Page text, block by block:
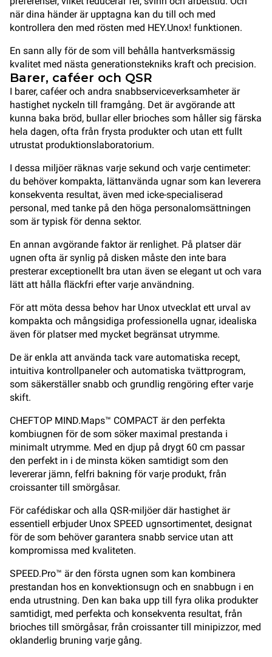
när dina händer är upptagna kan du till och med
kontrollera den med rösten med HEY.Unox! funktionen.
En sann ally för de som vill behålla hantverksmässig
kvalitet med nästa generationstekniks kraft och precision.
Barer, caféer och QSR
I barer, caféer och andra snabbserviceverksamheter är
hastighet nyckeln till framgång. Det är avgörande att
kunna baka bröd, bullar eller brioches som håller sig färska
hela dagen, ofta från frysta produkter och utan ett fullt
utrustat produktionslaboratorium.
I dessa miljöer räknas varje sekund och varje centimeter:
du behöver kompakta, lättanvända ugnar som kan leverera
konsekventa resultat, även med icke-specialiserad
personal, med tanke på den höga personalomsättningen
som är typisk för denna sektor.
En annan avgörande faktor är renlighet. På platser där
ugnen ofta är synlig på disken måste den inte bara
presterar exceptionellt bra utan även se elegant ut och vara
lätt att hålla fläckfri efter varje användning.
För att möta dessa behov har Unox utvecklat ett urval av
kompakta och mångsidiga professionella ugnar, idealiska
även för platser med mycket begränsat utrymme.
De är enkla att använda tack vare automatiska recept,
intuitiva kontrollpaneler och automatiska tvättprogram,
som säkerställer snabb och grundlig rengöring efter varje
skift.
CHEFTOP MIND.Maps™ COMPACT är den perfekta
kombiugnen för de som söker maximal prestanda i
minimalt utrymme. Med en djup på drygt 60 cm passar
den perfekt in i de minsta köken samtidigt som den
levererar jämn, felfri bakning för varje produkt, från
croissanter till smörgåsar.
För cafédiskar och alla QSR-miljöer där hastighet är
essentiell erbjuder Unox SPEED ugnsortimentet, designat
för de som behöver garantera snabb service utan att
kompromissa med kvaliteten.
SPEED.Pro™ är den första ugnen som kan kombinera
prestandan hos en konvektionsugn och en snabbugn i en
enda utrustning. Den kan baka upp till fyra olika produkter
samtidigt, med perfekta och konsekventa resultat, från
brioches till smörgåsar, från croissanter till minipizzor, med
oklanderlig bruning varje gång.